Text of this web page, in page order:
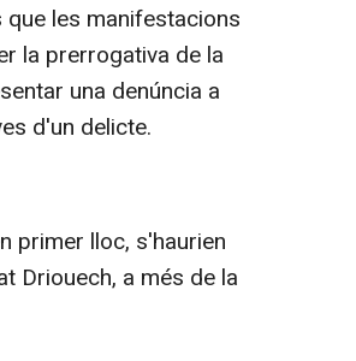
les manifestacions
la prerrogativa de la
una denúncia a
d'un delicte.
primer lloc, s'haurien
Driouech, a més de la